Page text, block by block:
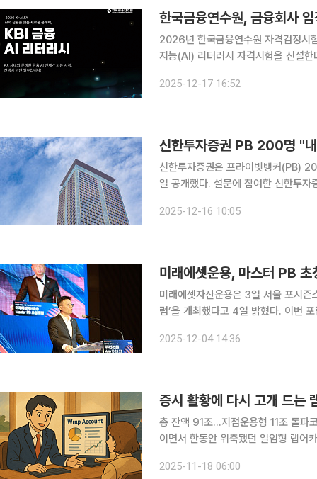
한국금융연수원, 금융회사
2026년 한국금융연수원 자격검정시험 일정 공개 한국금융연수원이 금융
지능(AI) 리터러시 자격시험을 신설한다. 금융연수원은 2026년 ‘KBI 금융 AI 리터러시’
2025-12-17 16:52
신한투자증권 PB 200명 "
신한투자증권은 프라이빗뱅커(PB)
일 공개했다. 설문에 참여한 신한투자증권 PB들은 2026년 글로벌 변동성이 일정 수준 확대될 수
와 비슷하거나 이를 웃도는 상승 흐름
2025-12-16 10:05
미래에셋운용, 마스터 PB 초
미래에셋자산운용은 3일 서울 포시
럼’을 개최했다고 4일 밝혔다. 이번 포럼은 ‘정답이 바뀌는 시대, 디지털라이제이션 오브 파이낸스
변화, 이에 따른 자산관리 전략 진화
2025-12-04 14:36
증시 활황에 다시 고개 드는
총 잔액 91조…지점운용형 11조 돌파코스피 랠리에
이면서 한동안 위축됐던 일임형 랩어
자자 신뢰가 크게 흔들렸던 시장이 다
2025-11-18 06:00